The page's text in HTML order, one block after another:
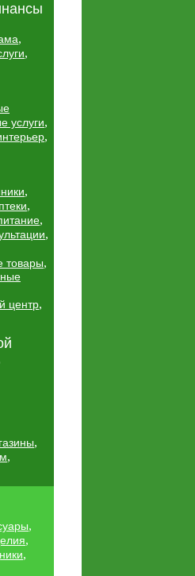
,
,
услуги,
,
,
,
,
,
товары,
центр,
,
,
,
,
,